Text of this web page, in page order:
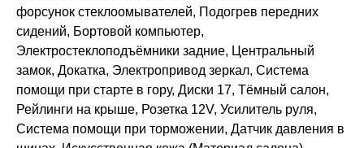
форсунок стеклоомывателей, Подогрев передних
сидений, Бортовой компьютер,
Электростеклоподъёмники задние, Центральный
замок, Докатка, Электропривод зеркал, Система
помощи при старте в гору, Диски 17, Тёмный салон,
Рейлинги на крыше, Розетка 12V, Усилитель руля,
Система помощи при торможении, Датчик давления в